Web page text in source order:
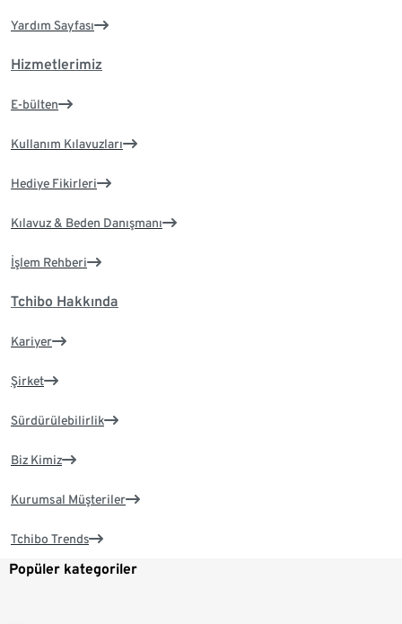
Yardım Sayfası
Hizmetlerimiz
E-bülten
Kullanım Kılavuzları
Hediye Fikirleri
Kılavuz & Beden Danışmanı
İşlem Rehberi
Tchibo Hakkında
Kariyer
Şirket
Sürdürülebilirlik
Biz Kimiz
Kurumsal Müşteriler
Tchibo Trends
Popüler kategoriler